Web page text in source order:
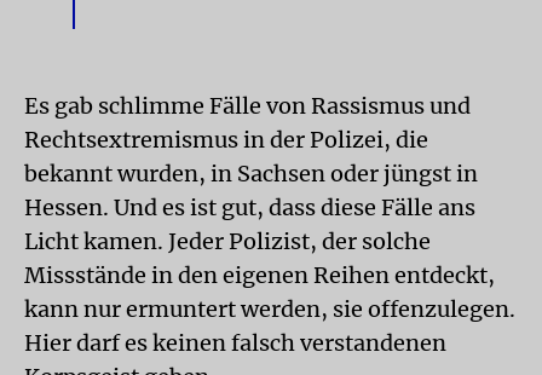
Es gab schlimme Fälle von Rassismus und
Rechtsextremismus in der Polizei, die
bekannt wurden, in Sachsen oder jüngst in
Hessen. Und es ist gut, dass diese Fälle ans
Licht kamen. Jeder Polizist, der solche
Missstände in den eigenen Reihen entdeckt,
kann nur ermuntert werden, sie offenzulegen.
Hier darf es keinen falsch verstandenen